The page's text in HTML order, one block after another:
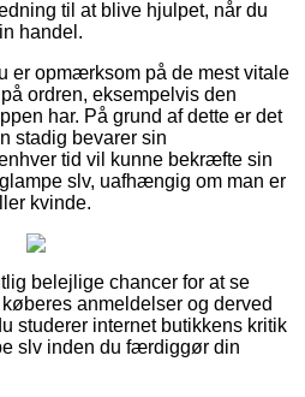
til at blive hjulpet, når du
handel.
er opmærksom på de mest vitale
ordren, eksempelvis den
har. På grund af dette er det
stadig bevarer sin
tid vil kunne bekræfte sin
slv, uafhængig om man er
kvinde.
belejlige chancer for at se
anmeldelser og derved
studerer internet butikkens kritik
slv inden du færdiggør din